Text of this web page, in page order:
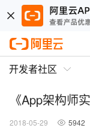
开发者社区
《App架构师
2018-05-29 5942